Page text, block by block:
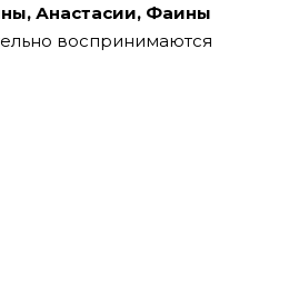
Анастасии, Фаины
воспринимаются